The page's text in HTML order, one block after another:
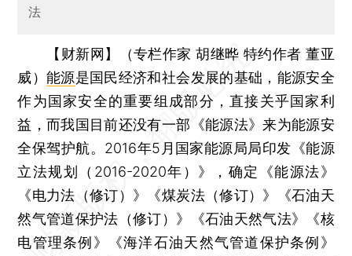
法
【财新网】（专栏作家 胡继晔 特约作者 董亚
威）能源是国民经济和社会发展的基础，能源安全
作为国家安全的重要组成部分，直接关乎国家利
益，而我国目前还没有一部《能源法》来为能源安
全保驾护航。2016年5月国家能源局局印发《能源
立法规划（2016-2020年）》，确定《能源法》
《电力法（修订）》《煤炭法（修订）》《石油天
然气管道保护法（修订）》《石油天然气法》《核
电管理条例》《海洋石油天然气管道保护条例》